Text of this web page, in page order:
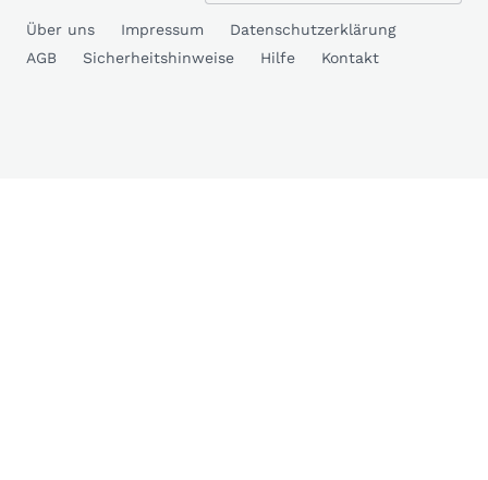
Über uns Impressum
Datenschutzerklärung
AGB
Sicherheitshinweise Hilfe Kontakt